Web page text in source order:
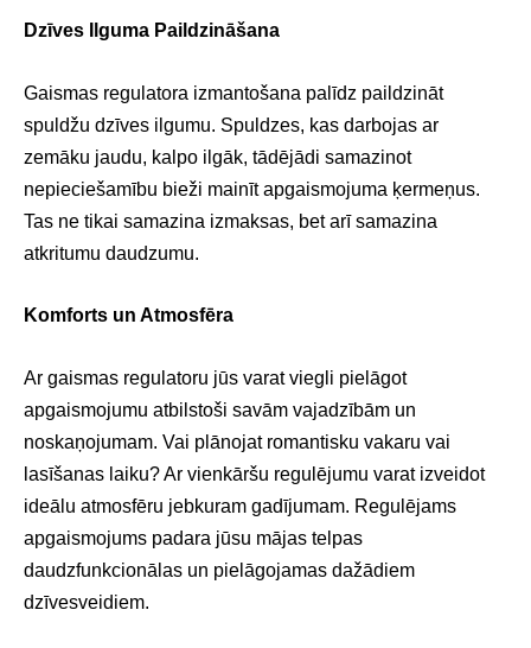
Dzīves Ilguma Paildzināšana
Gaismas regulatora izmantošana palīdz paildzināt
spuldžu dzīves ilgumu. Spuldzes, kas darbojas ar
zemāku jaudu, kalpo ilgāk, tādējādi samazinot
nepieciešamību bieži mainīt apgaismojuma ķermeņus.
Tas ne tikai samazina izmaksas, bet arī samazina
atkritumu daudzumu.
Komforts un Atmosfēra
Ar gaismas regulatoru jūs varat viegli pielāgot
apgaismojumu atbilstoši savām vajadzībām un
noskaņojumam. Vai plānojat romantisku vakaru vai
lasīšanas laiku? Ar vienkāršu regulējumu varat izveidot
ideālu atmosfēru jebkuram gadījumam. Regulējams
apgaismojums padara jūsu mājas telpas
daudzfunkcionālas un pielāgojamas dažādiem
dzīvesveidiem.